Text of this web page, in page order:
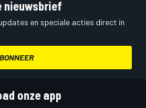
nieuwsbrief
en speciale acties direct in
onze app